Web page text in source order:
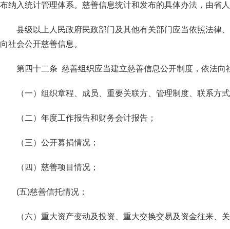
布纳入统计管理体系。慈善信息统计和发布的具体办法，由省
县级以上人民政府民政部门及其他有关部门应当依照法律
向社会公开慈善信息。
第四十二条 慈善组织应当建立慈善信息公开制度，依法向
（一）组织章程、成员、重要关联方、管理制度、联系方
（二）年度工作报告和财务会计报告；
（三）公开募捐情况；
（四）慈善项目情况；
(五)慈善信托情况；
（六）重大资产变动及投资、重大交换交易及资金往来、